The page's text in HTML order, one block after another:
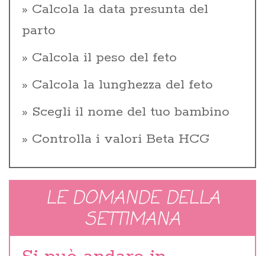
Calcola la data presunta del
parto
Calcola il peso del feto
Calcola la lunghezza del feto
Scegli il nome del tuo bambino
Controlla i valori Beta HCG
LE DOMANDE DELLA
SETTIMANA